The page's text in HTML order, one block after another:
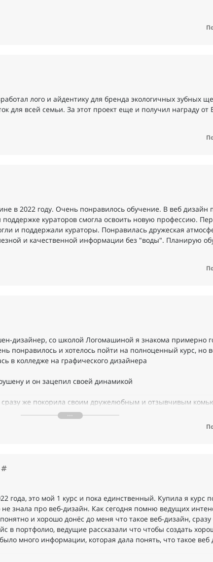
лого и айдентику для бренда экологичных зубных
для всей семьи. За этот проект еще и получил награду от
в 2022 году. Очень понравилось обучение. В веб дизайн
поддержке кураторов смогла освоить новую профессию.
и поддержали кураторы. Понравилась дружеская
и качественной информации без "воды". Планирую
дизайнер, со школой Логомашиной я знакома примерно
понравилось и хотелось пойти на полноценный курс, но
в колледже на графического дизайнера
и он зацепил своей динамикой
же покорила своим дружелюбным и отзывчивым
заботливым отделом заботы) Очень интересные
года, это мой 1 курс и пока единственный. Купила я курс
знала про веб-дизайн. Как сегодня помню ведущих
и хорошо донёс до меня что такое веб-дизайн,
в портфолио, ведущие рассказали что чтобы создать
много информации, которая дала понять, что такое веб